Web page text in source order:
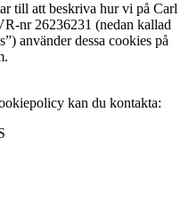
till att beskriva hur vi på Carl
nr 26236231 (nedan kallad
använder dessa cookies på
kan du kontakta: